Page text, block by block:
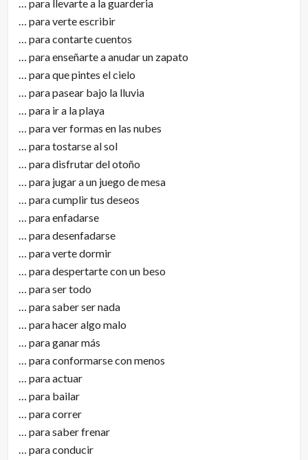
… para llevarte a la guarderia
… para verte escribir
… para contarte cuentos
… para enseñarte a anudar un zapato
… para que pintes el cielo
… para pasear bajo la lluvia
… para ir a la playa
… para ver formas en las nubes
… para tostarse al sol
… para disfrutar del otoño
… para jugar a un juego de mesa
… para cumplir tus deseos
… para enfadarse
… para desenfadarse
… para verte dormir
… para despertarte con un beso
… para ser todo
… para saber ser nada
… para hacer algo malo
… para ganar más
… para conformarse con menos
… para actuar
… para bailar
… para correr
… para saber frenar
… para conducir